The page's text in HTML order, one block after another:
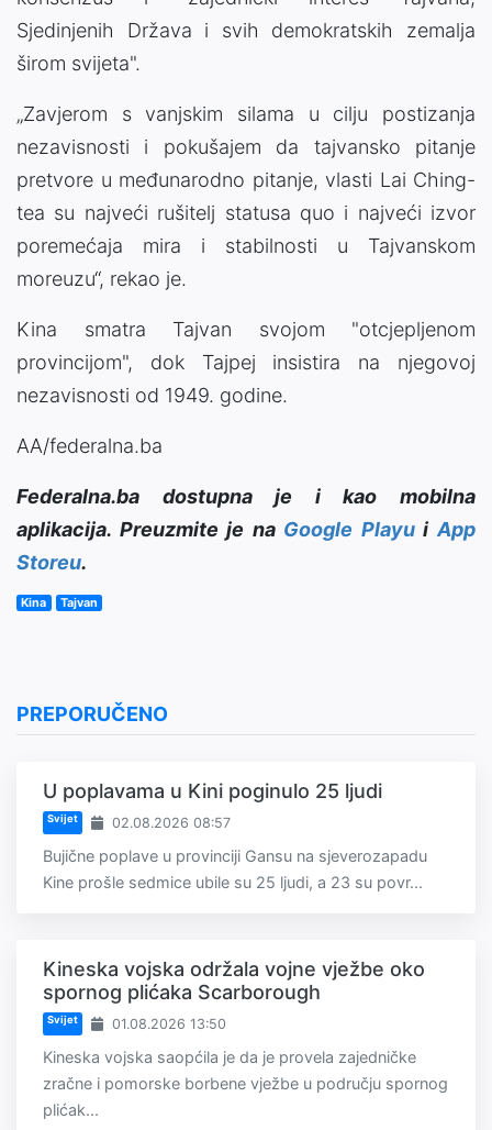
Sjedinjenih Država i svih demokratskih zemalja
širom svijeta".
„Zavjerom s vanjskim silama u cilju postizanja
nezavisnosti i pokušajem da tajvansko pitanje
pretvore u međunarodno pitanje, vlasti Lai Ching-
tea su najveći rušitelj statusa quo i najveći izvor
poremećaja mira i stabilnosti u Tajvanskom
moreuzu“, rekao je.
Kina smatra Tajvan svojom "otcjepljenom
provincijom", dok Tajpej insistira na njegovoj
nezavisnosti od 1949. godine.
AA/federalna.ba
Federalna.ba dostupna je i kao mobilna
aplikacija. Preuzmite je na Google PlayuiApp
Storeu.
Kina Tajvan
PREPORUČENO
U poplavama u Kini poginulo 25 ljudi
Svijet 02.08.2026 08:57
Bujične poplave u provinciji Gansu na sjeverozapadu
Kine prošle sedmice ubile su 25 ljudi, a 23 su povr...
Kineska vojska održala vojne vježbe oko
spornog plićaka Scarborough
Svijet 01.08.2026 13:50
Kineska vojska saopćila je da je provela zajedničke
zračne i pomorske borbene vježbe u području spornog
plićak...